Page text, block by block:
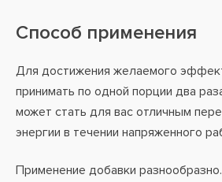
Способ применения
Для достижения желаемого
принимать по одной порции два
может стать для вас отличным
энергии в течении напряженного
Применение добавки